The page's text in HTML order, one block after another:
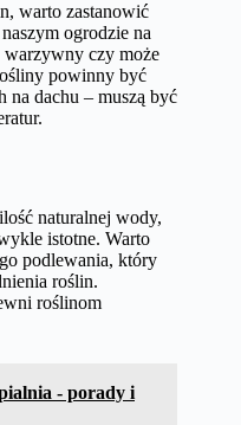
warto zastanowić
ogrodzie na
czy może
powinny być
na dachu – muszą być
naturalnej wody,
istotne. Warto
podlewania, który
roślin.
roślinom
- porady i